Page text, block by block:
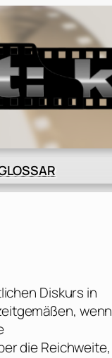
Diskurs in
wenn
die Reichweite,